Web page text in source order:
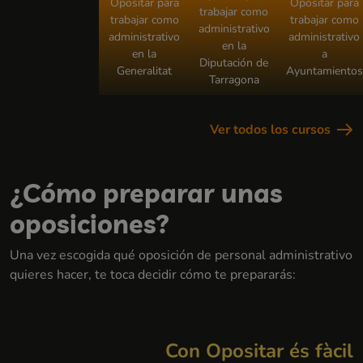
trabajar como
administrativo
en la
Generalitat
trabajar como
administrativo
en la
Diputación de
Tarragona
trabajar como
administrativo
a
Ayuntamientos
Ver todos los cursos
¿Cómo preparar unas
oposiciones?
Una vez escogida qué oposición de personal administrativo
quieres hacer, te toca decidir cómo te prepararás:
Con Opositar és fàcil